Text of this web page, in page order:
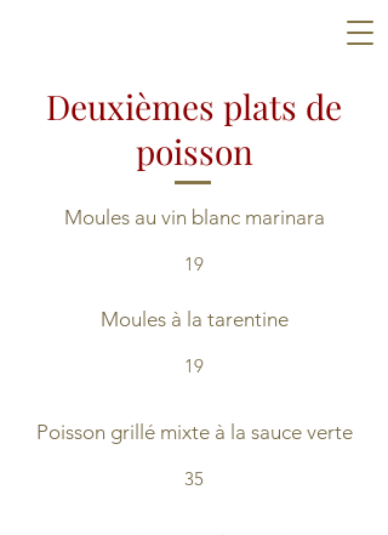
Deuxièmes plats de
poisson
Moules au vin blanc marinara
19
Moules à la tarentine
19
Poisson grillé mixte à la sauce verte
35